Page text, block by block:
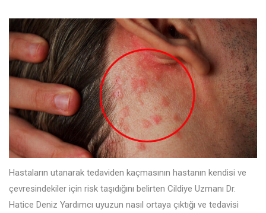
Hastaların utanarak tedaviden kaçmasının hastanın kendisi ve
çevresindekiler için risk taşıdığını belirten Cildiye Uzmanı Dr.
Hatice Deniz Yardımcı uyuzun nasıl ortaya çıktığı ve tedavisi